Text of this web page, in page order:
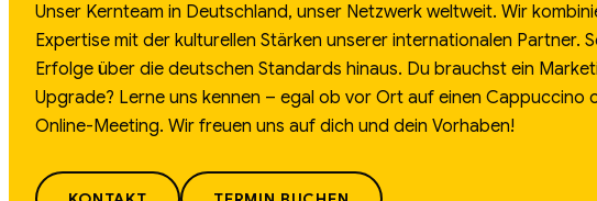
Unser Kernteam in Deutschland, unser Netzwerk weltweit. Wir
Expertise mit der kulturellen Stärken unserer internationalen Partner.
Erfolge über die deutschen Standards hinaus. Du brauchst ein
Upgrade? Lerne uns kennen – egal ob vor Ort auf einen Cappuccino
Online-Meeting. Wir freuen uns auf dich und dein Vorhaben!